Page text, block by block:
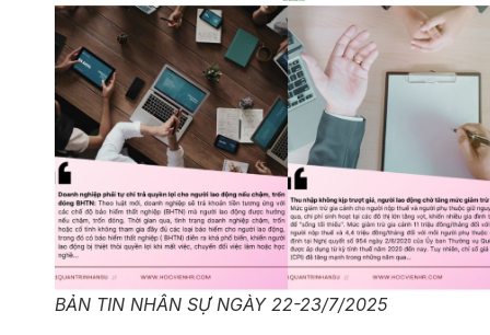
BẢN TIN NHÂN SỰ NGÀY 22-23/7/2025